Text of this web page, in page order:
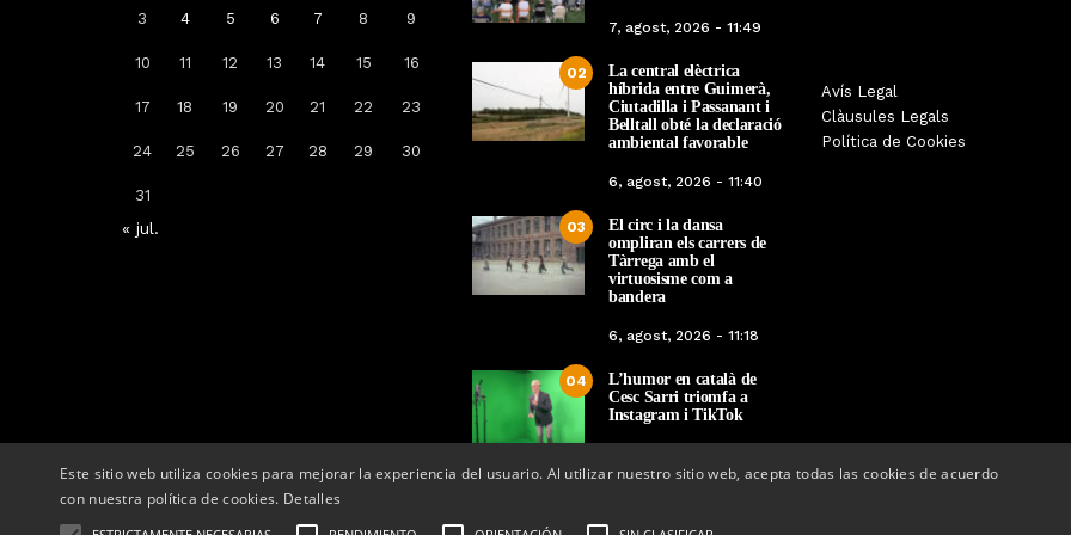
3 4 5 6 7 8 9
10 11 12 13 14 15 16
17 18 19 20 21 22 23
24 25 26 27 28 29 30
31
« jul.
7, agost, 2026 - 11:49
02
La central elèctrica
híbrida entre Guimerà,
Ciutadilla i Passanant i
Belltall obté la declaració
ambiental favorable
6, agost, 2026 - 11:40
03
El circ i la dansa
ompliran els carrers de
Tàrrega amb el
virtuosisme com a
bandera
6, agost, 2026 - 11:18
04
L’humor en català de
Cesc Sarri triomfa a
Instagram i TikTok
Avís Legal
Clàusules Legals
Política de Cookies
Arrenca la campanya de
vacunació: a qui li toca la de la
grip, COVID-19 o totes dues
14, octubre, 2025 - 08:04
Tàrrega farà bategar la història
amb l’estrena de “Lo Pedrafoc”,
la nova bèstia festiva de
12, maig, 2026 - 09:29
Tàrrega edita un
història dels gegants
en el marc de la
Este sitio web utiliza cookies para mejorar la experiencia del usuario. Al utilizar nuestro sitio web, acepta todas las cookies de acuerdo
con nuestra política de cookies. Detalles